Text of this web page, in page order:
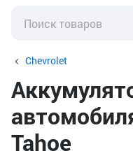
Chevrolet
Tahoe